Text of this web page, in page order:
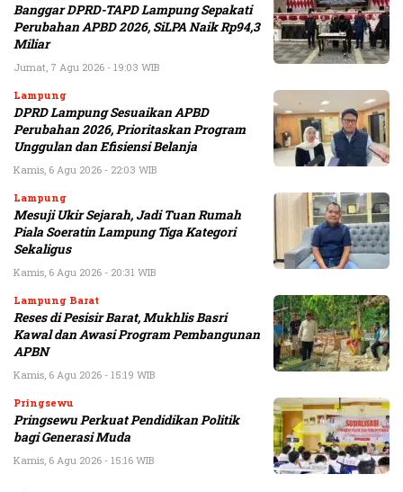
Banggar DPRD-TAPD Lampung Sepakati
Perubahan APBD 2026, SiLPA Naik Rp94,3
Miliar
Jumat, 7 Agu 2026 - 19:03 WIB
Lampung
DPRD Lampung Sesuaikan APBD
Perubahan 2026, Prioritaskan Program
Unggulan dan Efisiensi Belanja
Kamis, 6 Agu 2026 - 22:03 WIB
Lampung
Mesuji Ukir Sejarah, Jadi Tuan Rumah
Piala Soeratin Lampung Tiga Kategori
Sekaligus
Kamis, 6 Agu 2026 - 20:31 WIB
Lampung Barat
Reses di Pesisir Barat, Mukhlis Basri
Kawal dan Awasi Program Pembangunan
APBN
Kamis, 6 Agu 2026 - 15:19 WIB
Pringsewu
Pringsewu Perkuat Pendidikan Politik
bagi Generasi Muda
Kamis, 6 Agu 2026 - 15:16 WIB